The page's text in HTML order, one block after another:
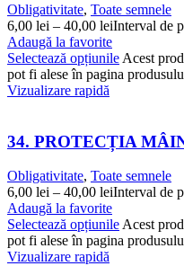
Obligativitate, Toate semnele
6,00 lei – 40,00 leiInterval de
Adaugă la favorite
Selectează opțiunile Acest
pot fi alese în pagina
Vizualizare rapidă
34. PROTECȚIA
Obligativitate, Toate semnele
6,00 lei – 40,00 leiInterval de
Adaugă la favorite
Selectează opțiunileAcest
pot fi alese în pagina
Vizualizare rapidă